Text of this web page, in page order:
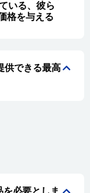
いる、彼ら
格を与える
供できる最高
必要としま